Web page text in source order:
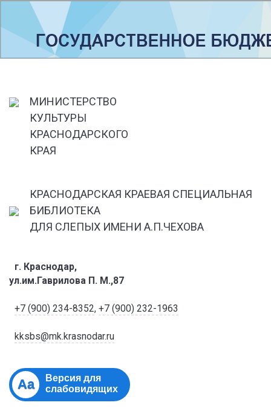
МИНИСТЕРСТВО
КУЛЬТУРЫ
КРАСНОДАРСКОГО
КРАЯ
КРАСНОДАРСКАЯ КРАЕВАЯ СПЕЦИАЛЬНАЯ
БИБЛИОТЕКА
ДЛЯ СЛЕПЫХ ИМЕНИ А.П.ЧЕХОВА
г. Краснодар,
ул.им.Гаврилова П. М.,87
+7 (900) 234-8352, +7 (900) 232-1963
kksbs@mk.krasnodar.ru
Aa
Версия для
слабовидящих